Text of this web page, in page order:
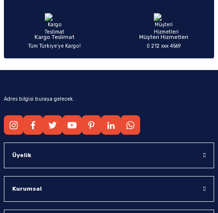
Kargo Teslimat
Tüm Türkiye’ye Kargo!
Müşteri Hizmetleri
0 212 xxx 4569
Adres bilgisi buraya gelecek.
Üyelik
Kurumsal